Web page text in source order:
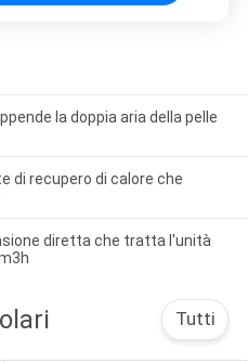
la doppia aria della pelle
di recupero di calore che
diretta che tratta l'unità
Tutti